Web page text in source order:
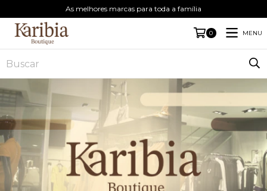
As melhores marcas para toda a família
0 MENU